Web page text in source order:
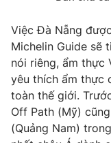
Việc Đà Nẵng
Michelin Guide sẽ
nói riêng, ẩm thực
yêu thích ẩm thực
toàn thế giới.
Off Path (Mỹ)
(Quảng Nam)